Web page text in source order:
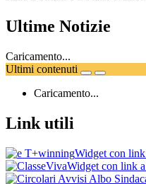
Ultime Notizie
Caricamento...
Ultimi contenuti
Caricamento...
Link utili
Widget con link
Widget con link a